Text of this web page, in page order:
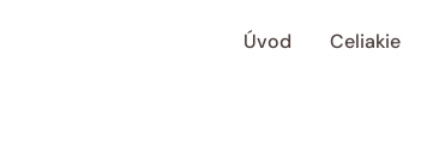
Úvod Celiakie